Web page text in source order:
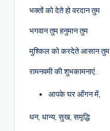
भक्तों को देते हो वरदान तुम
भगवान तुम हनुमान तुम
मुश्किल को करदेते आसान तुम
रामनवमी की शुभकामनाएं.
आपके घर आँगन में,
धन, धान्य, सुख, समृद्धि